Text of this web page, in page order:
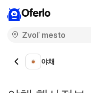
Oferlo
야채